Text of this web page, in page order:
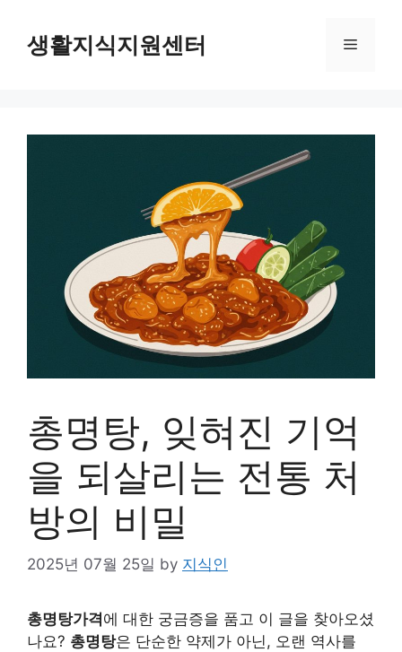
content생활지식지원센터 Menu
총명탕, 잊혀진 기억
을 되살리는 전통 처
방의 비밀
2025년 07월 25일 by 지식인
총명탕가격에 대한 궁금증을 품고 이 글을 찾아오셨
나요? 총명탕은 단순한 약제가 아닌, 오랜 역사를